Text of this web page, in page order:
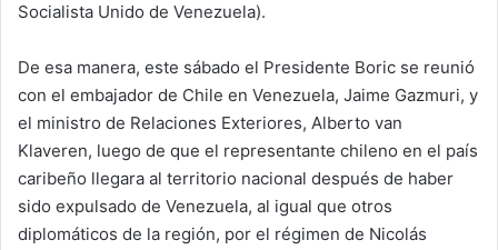
Socialista Unido de Venezuela).
De esa manera, este sábado el Presidente Boric se reunió
con el embajador de Chile en Venezuela, Jaime Gazmuri, y
el ministro de Relaciones Exteriores, Alberto van
Klaveren, luego de que el representante chileno en el país
caribeño llegara al territorio nacional después de haber
sido expulsado de Venezuela, al igual que otros
diplomáticos de la región, por el régimen de Nicolás